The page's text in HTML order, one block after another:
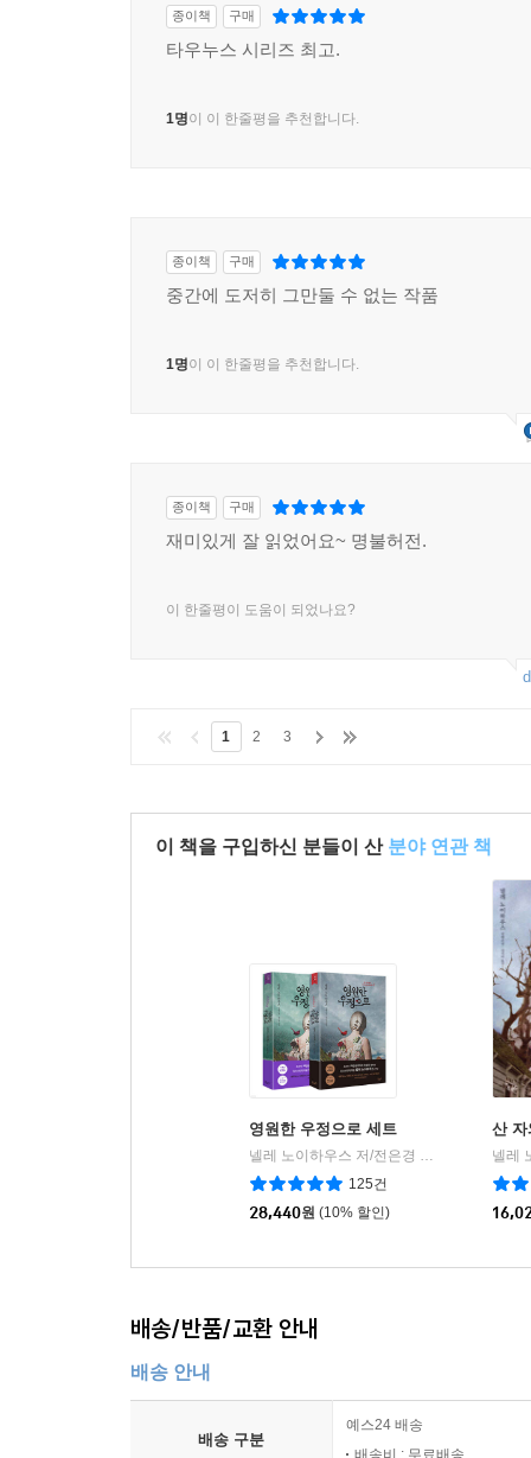
종이책 구매
타우누스 시리즈 최고.
1명이 이 한줄평을 추천합니다.
종이책 구매
중간에 도저히 그만둘 수 없는 작품
1명이 이 한줄평을 추천합니다.
종이책 구매
재미있게 잘 읽었어요~ 명불허전.
이 한줄평이 도움이 되었나요?
1 2 3
이 책을 구입하신 분들이 산 분야 연관 책
영원한 우정으로 세트
넬레 노이하우스 저/전은경 역
125건
28,440원 (10% 할인)
산 자
배송/반품/교환 안내
배송 안내
배송 구분
예스24 배송
배송비 : 무료배송